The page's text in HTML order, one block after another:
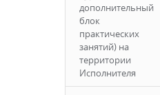
дополнительный
блок
практических
занятий) на
территории
Исполнителя